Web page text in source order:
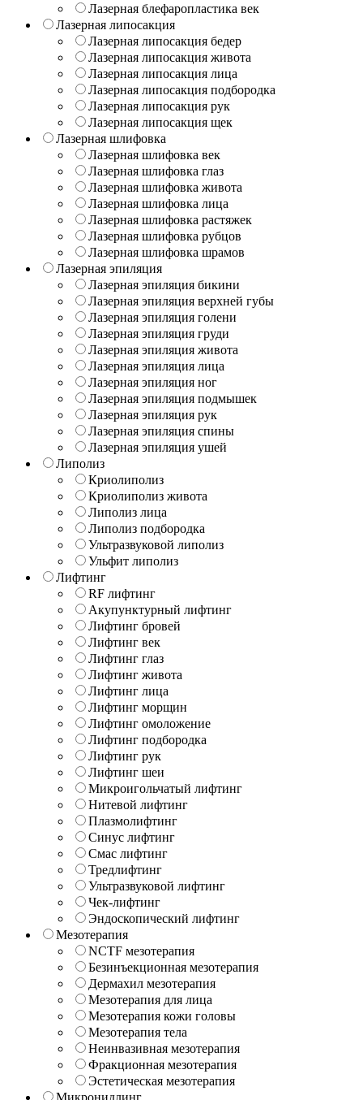
Лазерная блефаропластика век
Лазерная липосакция
Лазерная липосакция бедер
Лазерная липосакция живота
Лазерная липосакция лица
Лазерная липосакция подбородка
Лазерная липосакция рук
Лазерная липосакция щек
Лазерная шлифовка
Лазерная шлифовка век
Лазерная шлифовка глаз
Лазерная шлифовка живота
Лазерная шлифовка лица
Лазерная шлифовка растяжек
Лазерная шлифовка рубцов
Лазерная шлифовка шрамов
Лазерная эпиляция
Лазерная эпиляция бикини
Лазерная эпиляция верхней губы
Лазерная эпиляция голени
Лазерная эпиляция груди
Лазерная эпиляция живота
Лазерная эпиляция лица
Лазерная эпиляция ног
Лазерная эпиляция подмышек
Лазерная эпиляция рук
Лазерная эпиляция спины
Лазерная эпиляция ушей
Липолиз
Криолиполиз
Криолиполиз живота
Липолиз лица
Липолиз подбородка
Ультразвуковой липолиз
Ульфит липолиз
Лифтинг
RF лифтинг
Акупунктурный лифтинг
Лифтинг бровей
Лифтинг век
Лифтинг глаз
Лифтинг живота
Лифтинг лица
Лифтинг морщин
Лифтинг омоложение
Лифтинг подбородка
Лифтинг рук
Лифтинг шеи
Микроигольчатый лифтинг
Нитевой лифтинг
Плазмолифтинг
Синус лифтинг
Смас лифтинг
Тредлифтинг
Ультразвуковой лифтинг
Чек-лифтинг
Эндоскопический лифтинг
Мезотерапия
NCTF мезотерапия
Безинъекционная мезотерапия
Дермахил мезотерапия
Мезотерапия для лица
Мезотерапия кожи головы
Мезотерапия тела
Неинвазивная мезотерапия
Фракционная мезотерапия
Эстетическая мезотерапия
Микронидлинг